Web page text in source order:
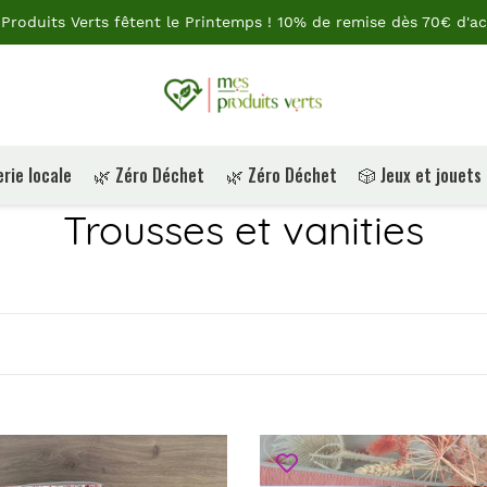
Produits Verts fêtent le Printemps ! 10% de remise dès 70€
locale 🌿 Zéro Déchet 🌿 Zéro Déchet 🎲 Jeux et jouets
C
c
Trousses et vanities
Pochette
plate